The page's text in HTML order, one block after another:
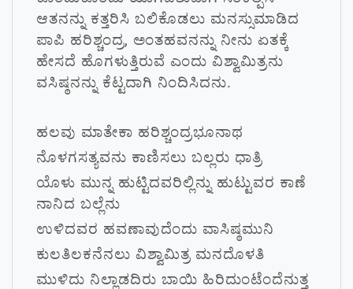
ಆತನನ್ನು ಕತ್ತರಿಸಿ ಬಲಿಕೊಡಲು ಮನಸ್ಸುಮಾಡಿದ
ಪಾಪಿ ಹರಿಶ್ಚಂದ್ರ, ಅಂತಹವನನ್ನು ನೀನು ಏತಕ್ಕೆ
ಹೇಸದೆ ಹೊಗಳುತ್ತಿರುವೆ ಎಂದು ವಿಶ್ವಾಮಿತ್ರನು
ವಸಿಷ್ಠನನ್ನು ಕೆಟ್ಟದಾಗಿ ನಿಂದಿಸಿದನು.
ಹಲವು ಮಾತೇಕಾ ಹರಿಶ್ಚಂದ್ರಭೂನಾಥ
ನೊಳಗಸತ್ಯವನು ಕಾಣಿಸಲು ಬಲ್ಲರು ಧಾತ್ರಿ
ಯೊಳು ಮುನ್ನ ಹುಟ್ಟಿದವರಿಲ್ಲಿನ್ನು ಹುಟ್ಟುವರ ಕಾಣೆ
ನಾನಿದ ಬಲ್ಲೆನು
ಉಳಿದವರ ಹವಣಾವುದೆಂದು ವಾಸಿಷ್ಠಮುನಿ
ಕುಲತಿಲಕನೆನಲು ವಿಶ್ವಾಮಿತ್ರ ಮನದೊಳತಿ
ಮುಳಿದು ನಿಲ್ಲಾಡದಿರು ಬಾಯಿ ಹಿರಿದುಂಟೆಂದೆನುತ್ತ